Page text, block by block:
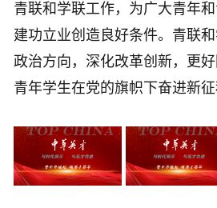
青联和学联工作，为广大青年和
建功立业创造良好条件。青联
政治方向，深化改革创新，更
青年学生在党的旗帜下奋进新征